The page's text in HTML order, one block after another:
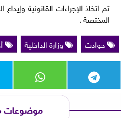
تم اتخاذ الإجراءات القانونية
المختصة .
حوادث
وزارة الداخلية
موضوعات